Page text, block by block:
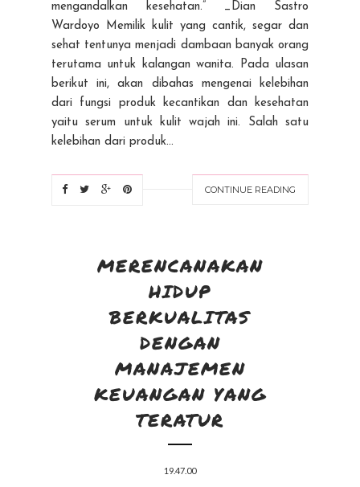
mengandalkan kesehatan.” _Dian Sastro
Wardoyo Memilik kulit yang cantik, segar dan
sehat tentunya menjadi dambaan banyak orang
terutama untuk kalangan wanita. Pada ulasan
berikut ini, akan dibahas mengenai kelebihan
dari fungsi produk kecantikan dan kesehatan
yaitu serum untuk kulit wajah ini. Salah satu
kelebihan dari produk...
CONTINUE READING
MERENCANAKAN
HIDUP
BERKUALITAS
DENGAN
MANAJEMEN
KEUANGAN YANG
TERATUR
19.47.00